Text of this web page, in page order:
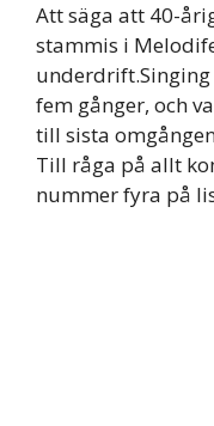
Att säga att 40-
stammis i
fem gånger, och
till sista
Till råga på allt
nummer fyra på